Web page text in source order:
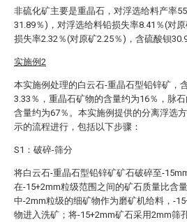
非硫化矿主要是重晶石，对浮选给料产率
31.89％)，对浮选给料铅损失率8.41％(对
损失率2.32％(对原矿2.25％)，含硫酸钡
实施例2
本实施例处理的白云石-重晶石型铅锌矿，
3.33％，重晶石矿物的含量约为16％，脉
含量约为67％。本实施例提供的分离浮选
示的流程进行，包括以下步骤：
S1：破碎-筛分
将白云石-重晶石型铅锌矿矿石破碎至-
在-15+2mm粒级范围之间的矿石质量比含
中-2mm粒级的细矿物作为磨矿机给料，-
物进入洗矿；将-15+2mm矿石采用2mm筛